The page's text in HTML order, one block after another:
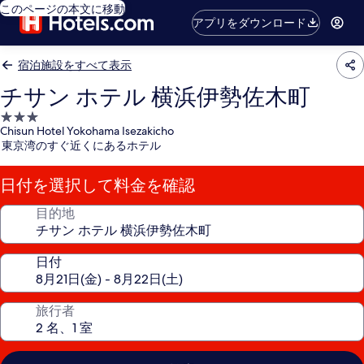
このページの本文に移動
アプリをダウンロード
宿泊施設をすべて表示
チサン ホテル 横浜伊勢佐木町
3.0
つ
星
宿
泊
施
Chisun Hotel Yokohama Isezakicho
東京湾のすぐ近くにあるホテル
日付を選択して料金を確認
目的地
日付
旅行者